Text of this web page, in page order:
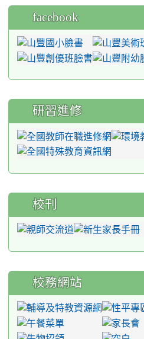
facebook
研習進修
校刊
校務網站